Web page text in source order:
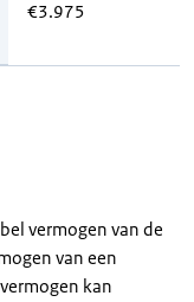
€3.975
vermogen van de
van een
kan